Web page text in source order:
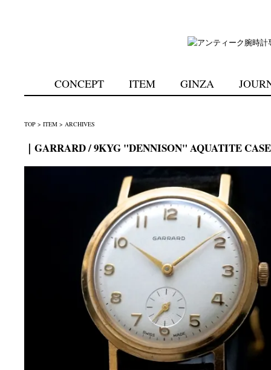
CONCEPT ITEM GINZA
TOP > ITEM > ARCHIVES
｜GARRARD / 9KYG "DENNISON" AQUATITE CASE